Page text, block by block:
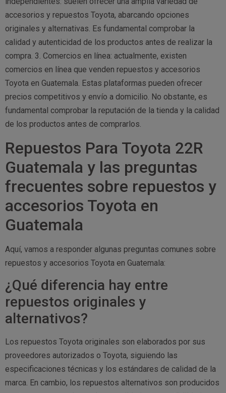
accesorios y repuestos Toyota, abarcando opciones
originales y alternativas. Es fundamental comprobar la
calidad y autenticidad de los productos antes de realizar la
compra. 3. Comercios en línea: actualmente, existen
comercios en línea que venden repuestos y accesorios
Toyota en Guatemala. Estas plataformas pueden ofrecer
precios competitivos y envío a domicilio. No obstante, es
fundamental comprobar la reputación de la tienda y la calidad
de los productos antes de comprarlos.
Repuestos Para Toyota 22R
Guatemala y las preguntas
frecuentes sobre repuestos y
accesorios Toyota en
Guatemala
Aquí, vamos a responder algunas preguntas comunes sobre
repuestos y accesorios Toyota en Guatemala:
¿Qué diferencia hay entre
repuestos originales y
alternativos?
Los repuestos Toyota originales son elaborados por sus
proveedores autorizados o Toyota, siguiendo las
especificaciones técnicas y los estándares de calidad de la
marca. En cambio, los repuestos alternativos son producidos